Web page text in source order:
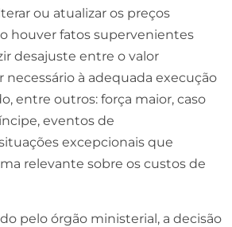
ou atualizar os preços
houver fatos supervenientes
desajuste entre o valor
necessário à adequada execução
entre outros: força maior, caso
eventos de
excepcionais que
relevante sobre os custos de
pelo órgão ministerial, a decisão